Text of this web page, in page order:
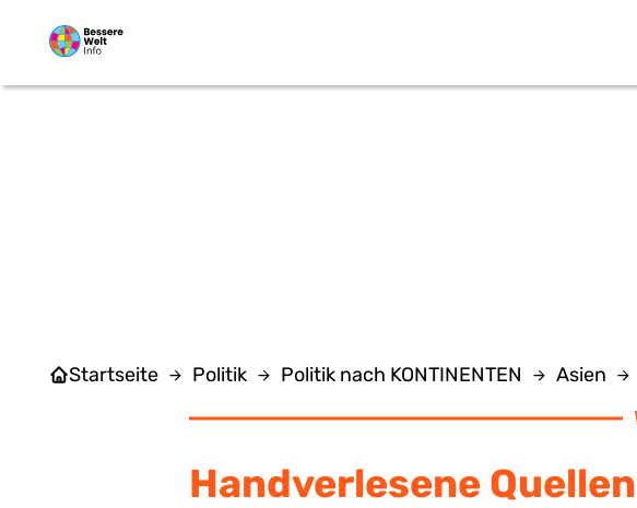
Startseite Politik Politik nach KONTINENTEN Asien
Handverlesene